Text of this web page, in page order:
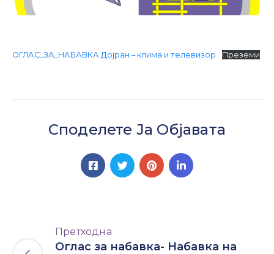
ОГЛАС_ЗА_НАБАВКА Дојран – клима и телевизор Преземи
Споделете Ја Објавата
Претходна
Оглас за набавка- Набавка на